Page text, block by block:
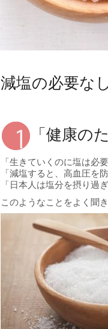
減塩の必要な
「健康の
「生きていくのに塩は必
「減塩すると、高血圧を
「日本人は塩分を摂り過
このようなことをよく聞き